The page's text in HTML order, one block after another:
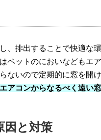
、排出することで快適な
ペットのにおいなどもエ
ないので定期的に窓を開
エアコンからなるべく遠い
因と対策